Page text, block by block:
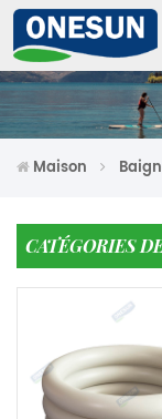
Maison
CATÉGORIES